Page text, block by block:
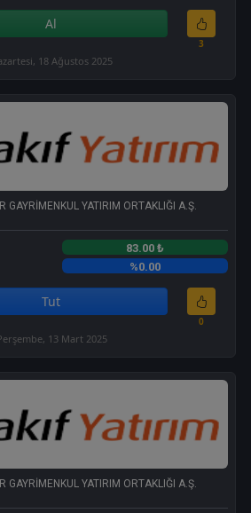
Al
3
18 Ağustos 2025
GAYRİMENKUL YATIRIM ORTAKLIĞI A.Ş.
83.00 ₺
%0.00
Tut
0
13 Mart 2025
GAYRİMENKUL YATIRIM ORTAKLIĞI A.Ş.